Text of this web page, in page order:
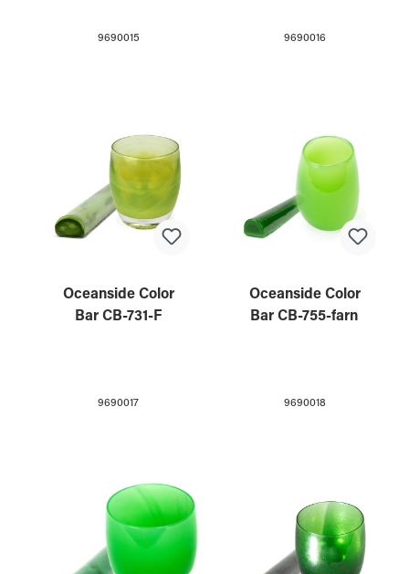
9690015 9690016
Oceanside Color
Bar CB-731-F
9690017
Oceanside Color
Bar CB-755-farn
9690018